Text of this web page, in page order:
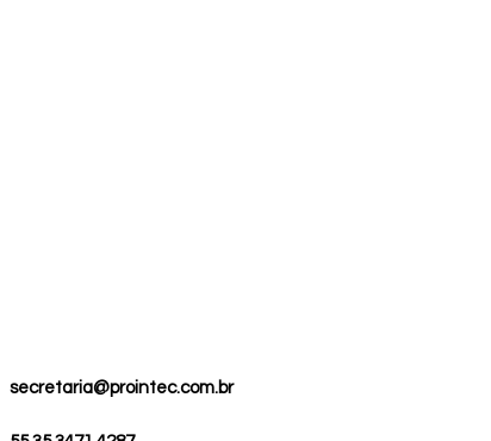
secretaria@prointec.com.br